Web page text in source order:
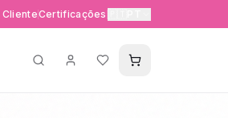
Entrega rápida 24-48h em Portugal e
Certificações🇵🇹